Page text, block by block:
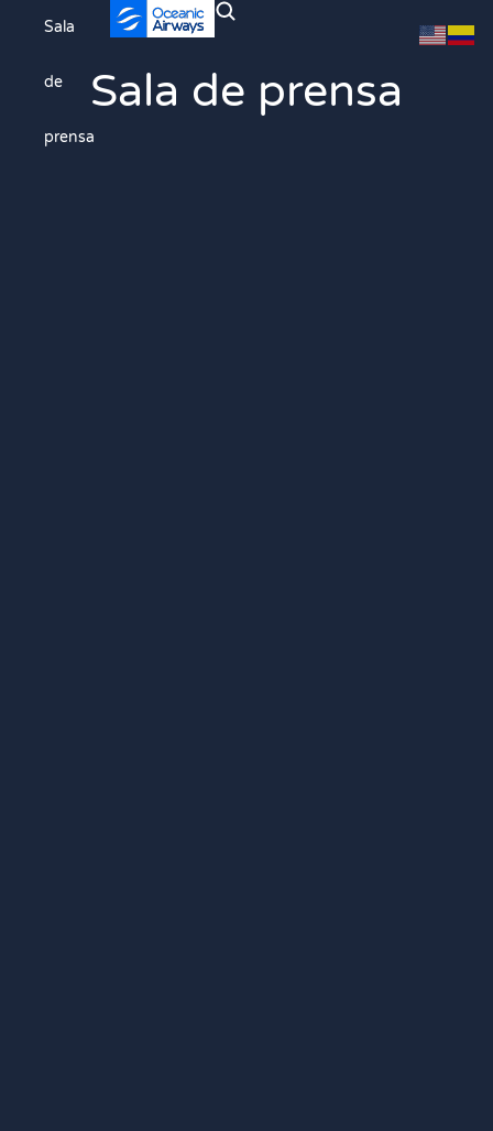
Sala
de
prensa
Sala de prensa